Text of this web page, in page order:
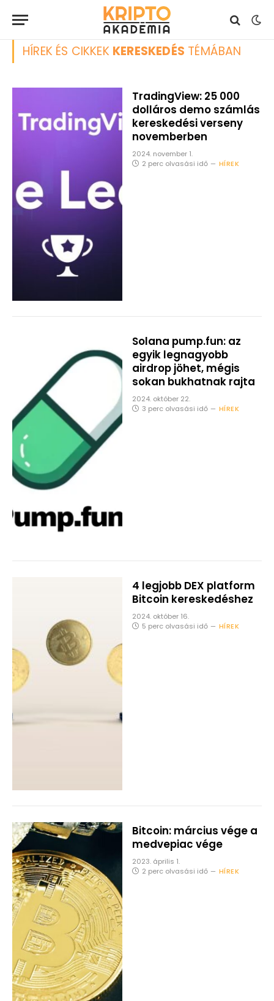
HÍREK ÉS CIKKEK KERESKEDÉS TÉMÁBAN
TradingView: 25 000
dolláros demo számlás
kereskedési verseny
novemberben
2024. november 1.
2 perc olvasási idő
HÍREK
Solana pump.fun: az
egyik legnagyobb
airdrop jöhet, mégis
sokan bukhatnak rajta
2024. október 22.
3 perc olvasási idő
HÍREK
4 legjobb DEX platform
Bitcoin kereskedéshez
2024. október 16.
5 perc olvasási idő
HÍREK
Bitcoin: március vége a
medvepiac vége
2023. április 1.
2 perc olvasási idő
HÍREK